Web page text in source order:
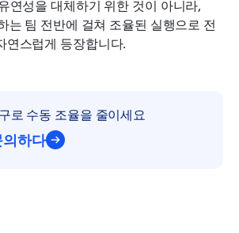
연성을 대체하기 위한 것이 아니라,
는 팀 전반에 걸쳐 조율된 실행으로 전
연스럽게 등장합니다.
로 수동 조율을 줄이세요
하다